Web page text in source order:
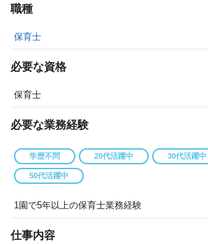
職種
保育士
必要な資格
保育士
必要な業務経験
学歴不問 20代活躍中 30代活躍中
50代活躍中
1園で5年以上の保育士業務経験
仕事内容